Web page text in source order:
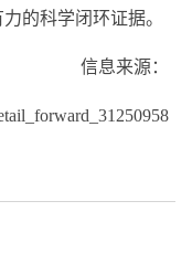
的科学闭环证据。
信息来源：